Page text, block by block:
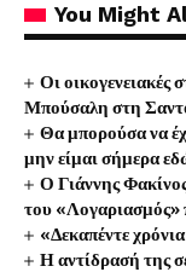
You Might
Οι οικογενειακές
Μπούσαλη στη
Θα μπορούσα να
μην είμαι σήμερα
Ο Γιάννης
του «Λογαριασμός»
«Δεκαπέντε
Η αντίδρασή της